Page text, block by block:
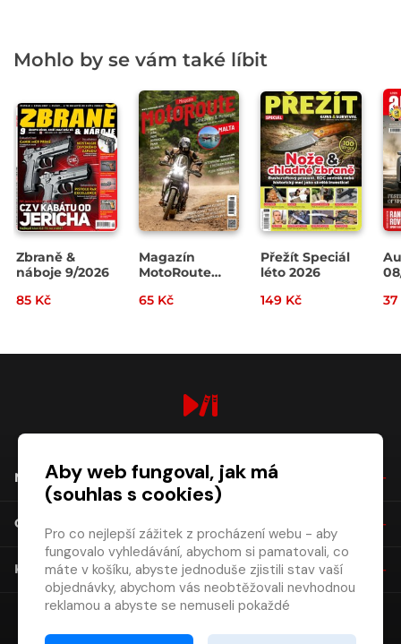
Mohlo by se vám také líbit
Zbraně &
náboje 9/2026
85 Kč
Magazín
MotoRoute
65 Kč
Přežít Speciál
léto 2026
149 Kč
37
NÁKUP
O SPOLEČNOSTI
KONTAKT
Aby web fungoval, jak má
(souhlas s cookies)
Pro co nejlepší zážitek z procházení webu - aby
fungovalo vyhledávání, abychom si pamatovali, co
máte v košíku, abyste jednoduše zjistili stav vaší
objednávky, abychom vás neobtěžovali nevhodnou
reklamou a abyste se nemuseli pokaždé